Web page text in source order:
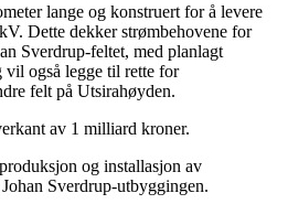
lange og konstruert for å levere
Dette dekker strømbehovene for
Sverdrup-feltet, med planlagt
også legge til rette for
felt på Utsirahøyden.
av 1 milliard kroner.
og installasjon av
Sverdrup-utbyggingen.